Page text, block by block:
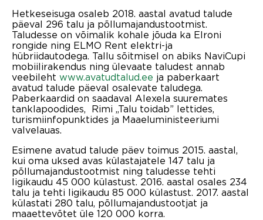
Hetkeseisuga osaleb 2018. aastal avatud talude
päeval 296 talu ja põllumajandustootmist.
Taludesse on võimalik kohale jõuda ka Elroni
rongide ning ELMO Rent elektri-ja
hübriidautodega. Tallu sõitmisel on abiks NaviCupi
mobiilirakendus ning ülevaate taludest annab
veebileht www.avatudtalud.ee ja paberkaart
avatud talude päeval osalevate taludega.
Paberkaardid on saadaval Alexela suuremates
tanklapoodides, Rimi „Talu toidab” lettides,
turismiinfopunktides ja Maaeluministeeriumi
valvelauas.
Esimene avatud talude päev toimus 2015. aastal,
kui oma uksed avas külastajatele 147 talu ja
põllumajandustootmist ning taludesse tehti
ligikaudu 45 000 külastust. 2016. aastal osales 234
talu ja tehti ligikaudu 85 000 külastust. 2017. aastal
külastati 280 talu, põllumajandustootjat ja
maaettevõtet üle 120 000 korra.